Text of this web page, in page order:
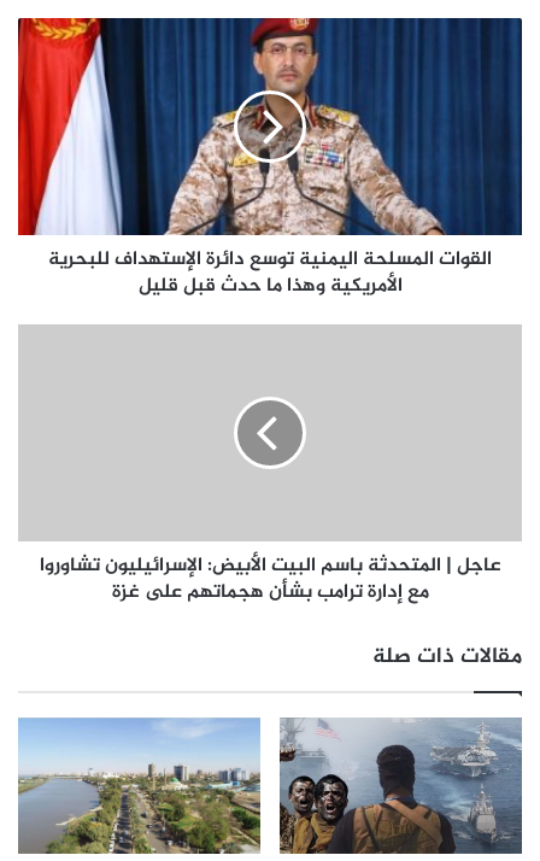
القوات المسلحة اليمنية توسع دائرة الإستهداف للبحرية
الأمريكية وهذا ما حدث قبل قليل
عاجل | المتحدثة باسم البيت الأبيض: الإسرائيليون تشاوروا
مع إدارة ترامب بشأن هجماتهم على غزة
مقالات ذات صلة